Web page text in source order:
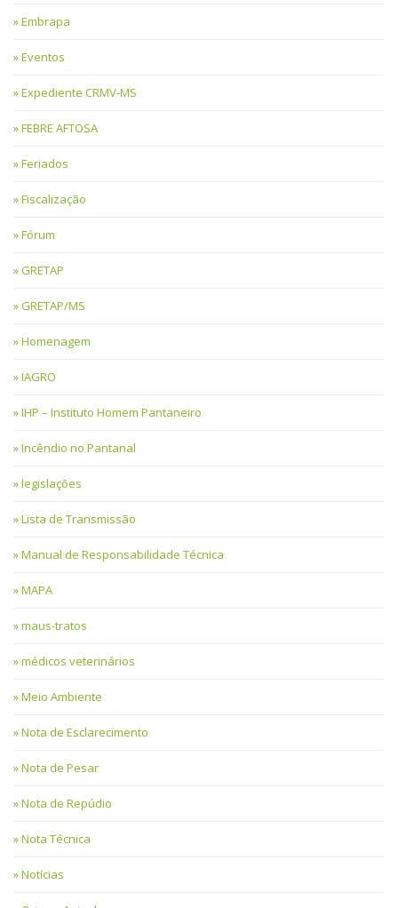
Embrapa
Eventos
Expediente CRMV-MS
FEBRE AFTOSA
Feriados
Fiscalização
Fórum
GRETAP
GRETAP/MS
Homenagem
IAGRO
IHP – Instituto Homem Pantaneiro
Incêndio no Pantanal
legislações
Lista de Transmissão
Manual de Responsabilidade Técnica
MAPA
maus-tratos
médicos veterinários
Meio Ambiente
Nota de Esclarecimento
Nota de Pesar
Nota de Repúdio
Nota Técnica
Notícias